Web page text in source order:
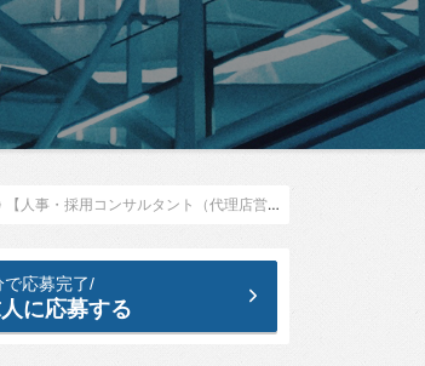
業）】 企業の人材に関する課題を解決/フレックス・在宅勤務有/採用アウトソーシング事業
で応募完了/
に応募する